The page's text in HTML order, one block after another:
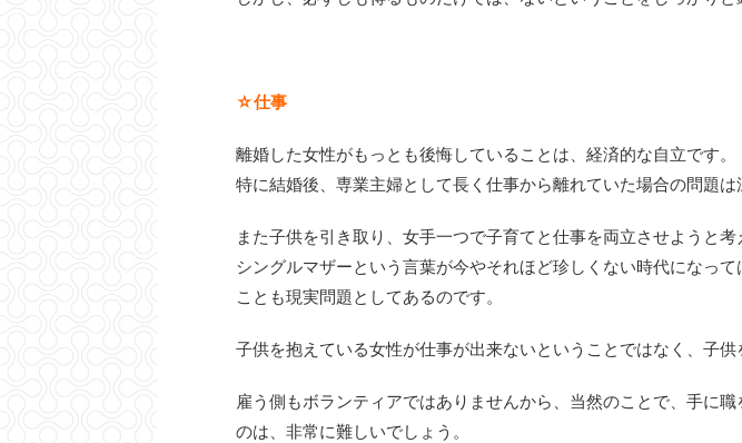
☆仕事
離婚した女性がもっとも後悔していることは、経済的な自立です。
特に結婚後、専業主婦として長く仕事から離れていた場合の問題は
また子供を引き取り、女手一つで子育てと仕事を両立させようと考
シングルマザーという言葉が今やそれほど珍しくない時代になっ
ことも現実問題としてあるのです。
子供を抱えている女性が仕事が出来ないということではなく、子
雇う側もボランティアではありませんから、当然のことで、手に
のは、非常に難しいでしょう。